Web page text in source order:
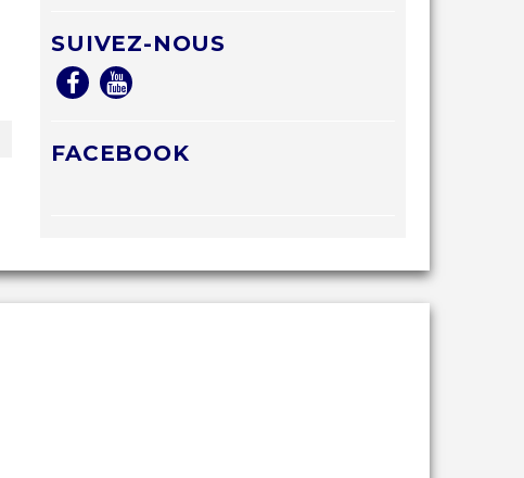
SUIVEZ-NOUS
FACEBOOK